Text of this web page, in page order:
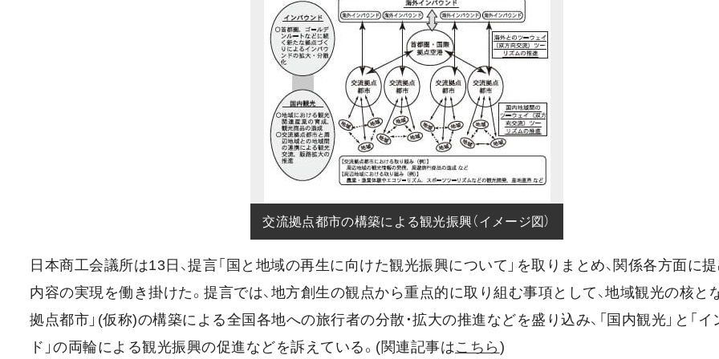
交流拠点都市の構築による観光振興（イメージ図）
日本商工会議所は13日、提言「国と地域の再生に向けた観光振興について」を取りまとめ、関係各方面に提
内容の実現を働き掛けた。提言では、地方創生の観点から重点的に取り組む事項として、地域観光の核と
拠点都市」(仮称)の構築による全国各地への旅行者の分散・拡大の推進などを盛り込み、「国内観光」と「
ド」の両輪による観光振興の促進などを訴えている。(関連記事はこちら )